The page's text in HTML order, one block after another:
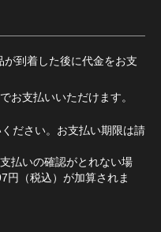
到着した後に代金をお支
お支払いいただけます。
ださい。お支払い期限は請
払いの確認がとれない場
円（税込）が加算されま